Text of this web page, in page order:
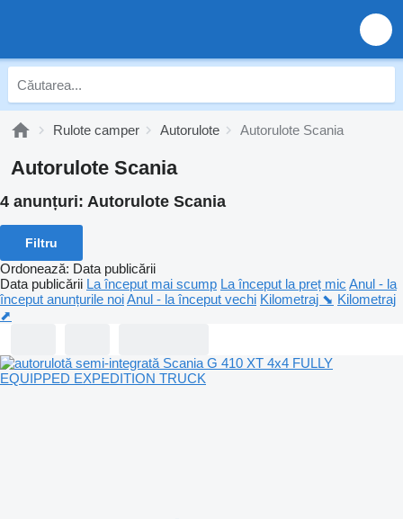
Rulote camper Autorulote Autorulote Scania
Autorulote Scania
4 anunțuri: Autorulote Scania
Filtru
Ordonează: Data publicării
Data publicării La început mai scump La început la preț mic Anul - la
început anunțurile noiAnul - la început vechi Kilometraj ⬊ Kilometraj
⬈